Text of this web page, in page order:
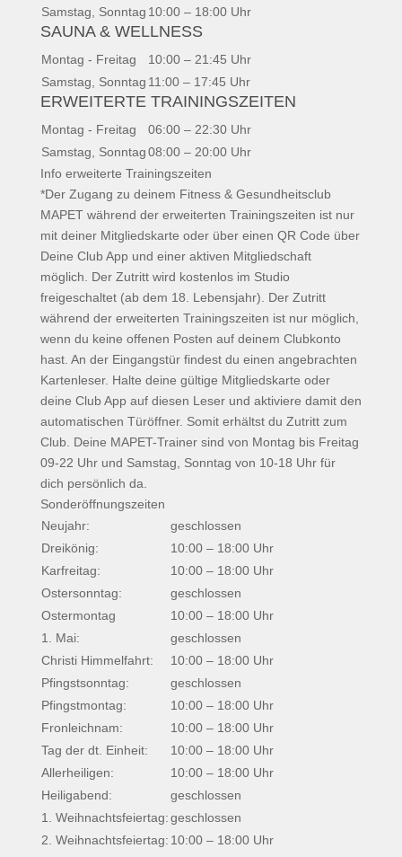
Samstag, Sonntag 10:00 – 18:00 Uhr
SAUNA & WELLNESS
Montag - Freitag
10:00 – 21:45 Uhr
Samstag, Sonntag 11:00 – 17:45 Uhr
ERWEITERTE TRAININGSZEITEN
Montag - Freitag
06:00 – 22:30 Uhr
Samstag, Sonntag08:00 – 20:00 Uhr
Info erweiterte Trainingszeiten
*Der Zugang zu deinem Fitness & Gesundheitsclub
MAPET während der erweiterten Trainingszeiten ist nur
mit deiner Mitgliedskarte oder über einen QR Code über
Deine Club App und einer aktiven Mitgliedschaft
möglich. Der Zutritt wird kostenlos im Studio
freigeschaltet (ab dem 18. Lebensjahr). Der Zutritt
während der erweiterten Trainingszeiten ist nur möglich,
wenn du keine offenen Posten auf deinem Clubkonto
hast. An der Eingangstür findest du einen angebrachten
Kartenleser. Halte deine gültige Mitgliedskarte oder
deine Club App auf diesen Leser und aktiviere damit den
automatischen Türöffner. Somit erhältst du Zutritt zum
Club. Deine MAPET-Trainer sind von Montag bis Freitag
09-22 Uhr und Samstag, Sonntag von 10-18 Uhr für
dich persönlich da.
Sonderöffnungszeiten
Neujahr:
geschlossen
Dreikönig:
10:00 – 18:00 Uhr
Karfreitag:
10:00 – 18:00 Uhr
Ostersonntag:
geschlossen
Ostermontag
10:00 – 18:00 Uhr
1. Mai:
geschlossen
Christi Himmelfahrt:
10:00 – 18:00 Uhr
Pfingstsonntag:
geschlossen
Pfingstmontag:
10:00 – 18:00 Uhr
Fronleichnam:
10:00 – 18:00 Uhr
Tag der dt. Einheit:
10:00 – 18:00 Uhr
Allerheiligen:
10:00 – 18:00 Uhr
Heiligabend:
geschlossen
1. Weihnachtsfeiertag:geschlossen
2. Weihnachtsfeiertag: 10:00 – 18:00 Uhr